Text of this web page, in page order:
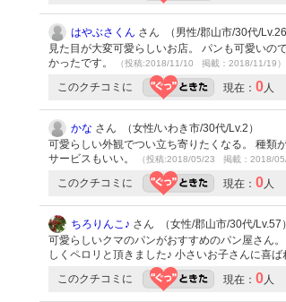
はやぶさくん さん （男性/郡山市/30代/Lv.26
見た目が大変可愛らしいお店。 パンも可愛いの
かったです。
（投稿:2018/11/10 掲載：2018/11/19）
このクチコミに 現在： 0人
かな さん （女性/いわき市/30代/Lv.2）
可愛らしい外観でつい立ち寄りたくなる。 種類
サービスもいい。
（投稿:2018/05/23 掲載：2018/05/
このクチコミに 現在： 0人
ちろりんこ♪ さん （女性/郡山市/30代/Lv.57）
可愛らしいクマのパンがおすすめのパン屋さん
しくペロリと頂きました♪ 小さいお子さんに喜ば
このクチコミに 現在： 0人